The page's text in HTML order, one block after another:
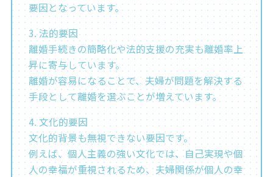
要因となっています。
3. 法的要因
離婚手続きの簡略化や法的支援の充実も離婚率上
昇に寄与しています。
離婚が容易になることで、夫婦が問題を解決する
手段として離婚を選ぶことが増えています。
4. 文化的要因
文化的背景も無視できない要因です。
例えば、個人主義の強い文化では、自己実現や個
人の幸福が重視されるため、夫婦関係が個人の幸